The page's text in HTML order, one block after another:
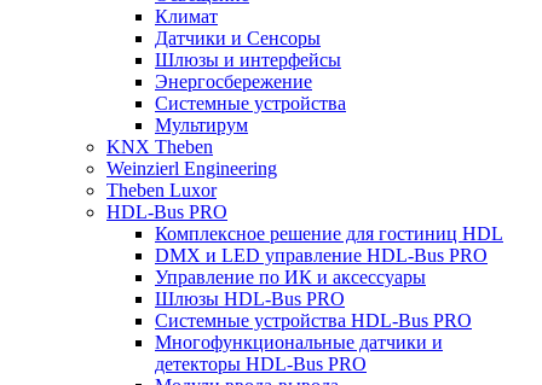
Климат
Датчики и Сенсоры
Шлюзы и интерфейсы
Энергосбережение
Системные устройства
Мультирум
KNX Theben
Weinzierl Engineering
Theben Luxor
HDL-Bus PRO
Комплексное решение для гостиниц HDL
DMX и LED управление HDL-Bus PRO
Управление по ИК и аксессуары
Шлюзы HDL-Bus PRO
Системные устройства HDL-Bus PRO
Многофункциональные датчики и
детекторы HDL-Bus PRO